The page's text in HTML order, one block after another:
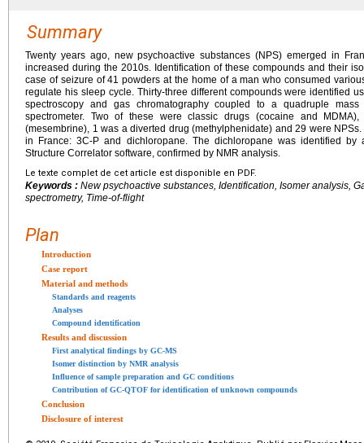
Summary
Twenty years ago, new psychoactive substances (NPS) emerged in
increased during the 2010s. Identification of these compounds and their
case of seizure of 41 powders at the home of a man who consumed
regulate his sleep cycle. Thirty-three different compounds were identified
spectroscopy and gas chromatography coupled to a quadruple
spectrometer. Two of these were classic drugs (cocaine and
(mesembrine), 1 was a diverted drug (methylphenidate) and 29 were
in France: 3C-P and dichloropane. The dichloropane was identified by
Structure Correlator software, confirmed by NMR analysis.
Le texte complet de cet article est disponible en PDF.
Keywords : New psychoactive substances, Identification, Isomer analysis,
spectrometry, Time-of-flight
Plan
Introduction
Case report
Material and methods
Standards and reagents
Analyses
Compound identification
Results and discussion
First analytical findings by GC-MS
Isomer distinction by NMR analysis
Influence of sample preparation and GC conditions
Contribution of GC-QTOF for identification of unknown compounds
Conclusion
Disclosure of interest